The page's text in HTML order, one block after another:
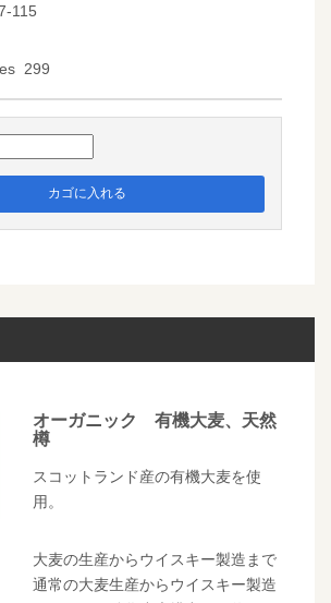
115
299
カゴに入れる
オーガニック 有機大麦、天然
樽
スコットランド産の有機大麦を使
用。
大麦の生産からウイスキー製造まで
通常の大麦生産からウイスキー製造